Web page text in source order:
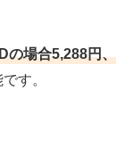
場合5,288円、
す。